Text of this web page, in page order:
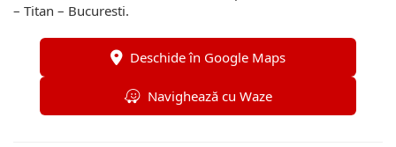
– Titan – Bucuresti.
Deschide în Google Maps
Navighează cu Waze